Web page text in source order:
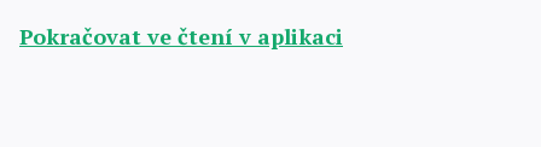
Pokračovat ve čtení v aplikaci